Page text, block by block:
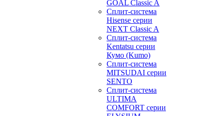
GOAL Classic A
Сплит-система
Hisense серии
NEXT Classic A
Сплит-система
Kentatsu серии
Кумо (Kumo)
Сплит-система
MITSUDAI серии
SENTO
Сплит-система
ULTIMA
COMFORT серии